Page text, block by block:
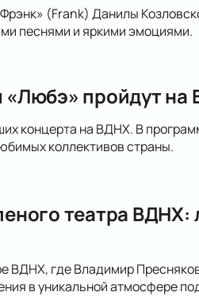
(Frank) Данилы
песнями и яркими эмоциями.
пройдут на
концерта на ВДНХ. В
коллективов страны.
театра ВДНХ:
ВДНХ, где Владимир
в уникальной атмосфере